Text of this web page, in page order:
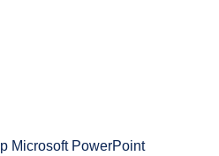
Microsoft PowerPoint